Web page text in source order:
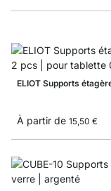
ELIOT Supports
À partir de 15,50 €